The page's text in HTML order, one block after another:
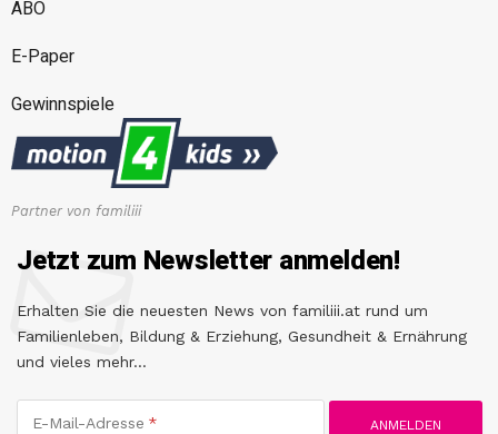
ABO
E-Paper
Gewinnspiele
Partner von familiii
Jetzt zum Newsletter anmelden!
Erhalten Sie die neuesten News von familiii.at rund um
Familienleben, Bildung & Erziehung, Gesundheit & Ernährung
und vieles mehr...
E-Mail-Adresse